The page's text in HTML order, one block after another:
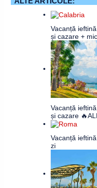
Vacanță
și cazare +
Vacanță
și cazare
Vacanță
zi